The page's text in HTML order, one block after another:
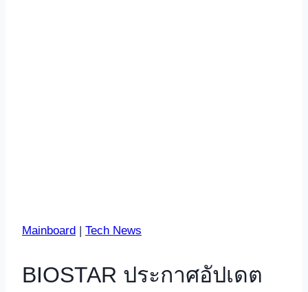
Mainboard | Tech News
BIOSTAR ประกาศอัปเดต